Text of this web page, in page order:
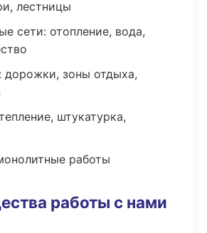
лестницы
сети: отопление, вода,
дорожки, зоны отдыха,
штукатурка,
работы
работы с нами